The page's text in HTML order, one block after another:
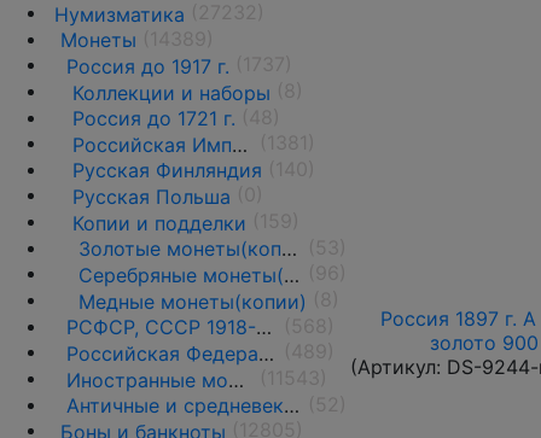
Нумизматика
Монеты
Россия до 1917 г.
Коллекции и наборы
Россия до 1721 г.
Российская Империя 1721 - 1919 гг.
Русская Финляндия
Русская Польша
Копии и подделки
Золотые монеты(копии)
Серебряные монеты(копии)
Медные монеты(копии)
РСФСР, СССР 1918-1991 гг.
Российская Федерация 1991 г.- н.д.
Иностранные монеты
Античные и средневековые государства
Боны и банкноты
Россия 1897 г.
золото
(Артикул: DS-